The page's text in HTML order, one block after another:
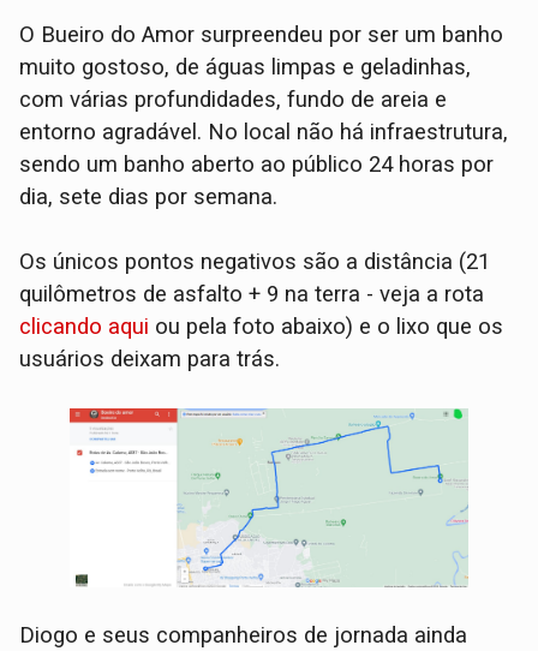
O Bueiro do Amor surpreendeu por ser um banho
muito gostoso, de águas limpas e geladinhas,
com várias profundidades, fundo de areia e
entorno agradável. No local não há infraestrutura,
sendo um banho aberto ao público 24 horas por
dia, sete dias por semana.
Os únicos pontos negativos são a distância (21
quilômetros de asfalto + 9 na terra - veja a rota
clicando aqui ou pela foto abaixo) e o lixo que os
usuários deixam para trás.
Diogo e seus companheiros de jornada ainda